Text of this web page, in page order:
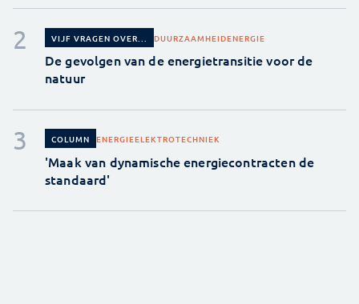
VIJF VRAGEN OVER... DUURZAAMHEIDENERGIE
De gevolgen van de energietransitie voor de
natuur
COLUMN ENERGIEELEKTROTECHNIEK
'Maak van dynamische energiecontracten de
standaard'